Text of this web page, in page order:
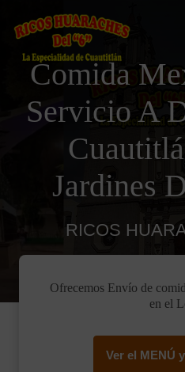
Comida
Servicio A
Jardines
RICOS
Ofrecemos Envío de
en el
Ver el MENÚ